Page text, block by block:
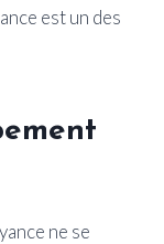
est un des
ne se